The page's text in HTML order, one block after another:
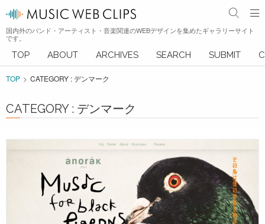
国内外のバンド・アーティスト・音楽関連のWEBデザインを集めたギャラリーサイト
です。
TOP ABOUT ARCHIVES SEARCH SUBMIT
TOP CATEGORY : デンマーク
CATEGORY : デンマーク